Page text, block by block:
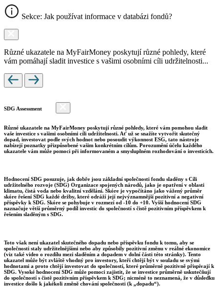
Sekce: Jak používat informace v databázi fondů?
Různé ukazatele na MyFairMoney poskytují různé pohledy, které
vám pomáhají sladit investice s vašimi osobními cíli udržitelnosti...
SDG Assessment
Různé ukazatele na MyFairMoney poskytují různé pohledy, které vám pomohou sladit
vaše investice s vašimi osobními cíli udržitelnosti. Ať už se snažíte vytvořit skutečný
dopad, investovat podle svých hodnot nebo posoudit výkonnost ESG, tato nástroje
nabízejí poznatky přizpůsobené vašim konkrétním cílům. Porozumění účelu každého
ukazatele vám může pomoci při informovaném a smysluplném rozhodování o investicích.
Hodnocení SDG posuzuje, jak dobře jsou základní společnosti fondu sladěny s Cíli
udržitelného rozvoje (SDG) Organizace spojených národů, jako je opatření v oblasti
klimatu, čistá voda nebo kvalitní vzdělání. Skóre je vypočítáno jako vážený průměr
skóre řešení SDG každé držby, které odráží její nejvýznamnější pozitivní a negativní
příspěvky k SDG. Skóre se pohybuje v rozmezí od -10 do +10. Vyšší hodnocení SDG
naznačuje větší průměrný podíl investic do společností s čistě pozitivním příspěvkem k
řešením sladěným s SDG.
Toto však není ukazatel skutečného dopadu nebo příspěvku fondu k tomu, aby se
společnosti staly udržitelnějšími nebo aby způsobily pozitivní změnu v reálné ekonomice
(viz také video o rozdílu mezi sladěním a dopadem v dolní části této stránky). Tento
ukazatel může být zvláště vhodný pro investory, kteří chtějí být v souladu se svými
hodnotami a proto chtějí investovat do společností, které průměrně pozitivně přispívají k
SDG. Vysoké hodnocení SDG může pomoci zajistit, že se investice průměrně uskutečňují
do společností s čistě pozitivním příspěvkem k SDG; nicméně to neznamená, že v důsledku
investice došlo k jakékoli změně chování společnosti (k „dopadu“).